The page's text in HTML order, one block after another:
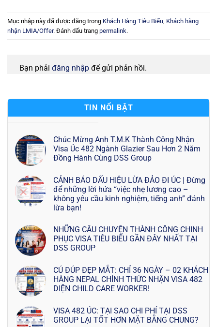
Mục nhập này đã được đăng trong Khách Hàng Tiêu Biểu Khách hàng
nhận LMIA/Offer. Đánh dấu trang permalink.
Bạn phải đăng nhập để gửi phản hồi.
TIN NỔI BẬT
Chúc Mừng Anh T.M.K Thành Công Nhận
Visa Úc 482 Ngành Glazier Sau Hơn 2 Năm
Đồng Hành Cùng DSS Group
CẢNH BÁO DẤU HIỆU LỪA ĐẢO ĐI ÚC | Đừng
để những lời hứa “việc nhẹ lương cao –
không yêu cầu kinh nghiệm, tiếng anh” đánh
lừa bạn!
NHỮNG CÂU CHUYỆN THÀNH CÔNG CHINH
PHỤC VISA TIÊU BIỂU GẦN ĐÂY NHẤT TẠI
DSS GROUP
CÚ ĐÚP ĐẸP MẮT: CHỈ 36 NGÀY – 02 KHÁCH
HÀNG NEPAL CHÍNH THỨC NHẬN VISA 482
DIỆN CHILD CARE WORKER!
VISA 482 ÚC: TẠI SAO CHI PHÍ TẠI DSS
GROUP LẠI TỐT HƠN MẶT BẰNG CHUNG?